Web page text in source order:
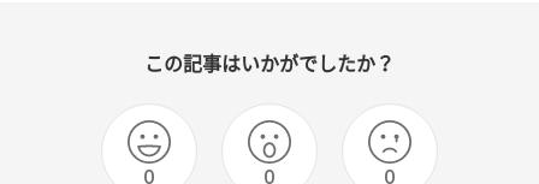
この記事はいかがでしたか？
0 0 0